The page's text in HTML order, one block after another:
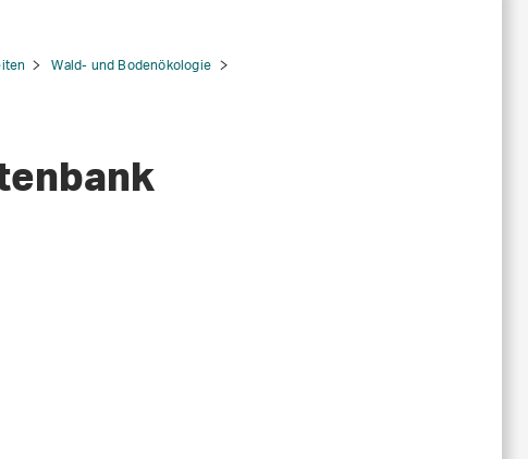
Wald- und Bodenökologie